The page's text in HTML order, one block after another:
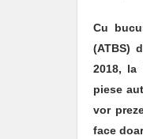
Cu
(ATBS)
2018, la
piese
vor
face